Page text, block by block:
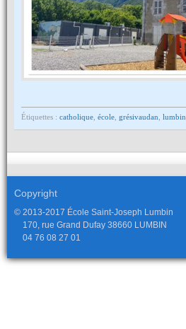
Étiquettes : catholique école grésivaudan lumbin
Copyright
© 2013-2017 École Saint-Joseph Lumbin
170, rue Grand Dufay 38660 LUMBIN
04 76 08 27 01